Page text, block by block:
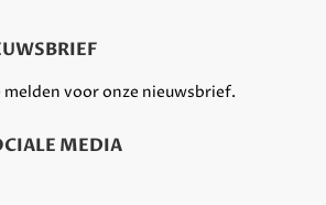
melden voor onze nieuwsbrief.
MEDIA